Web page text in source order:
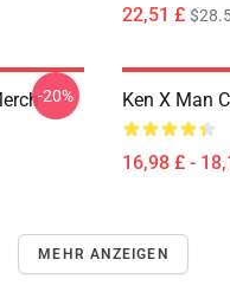
22,51 £
-20% Ken X Man
16,98 £ -
MEHR ANZEIGEN